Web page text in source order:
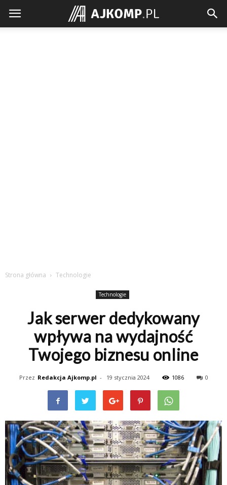
Ajkomp.pl
Strona główna Technologie
Technologie
Jak serwer dedykowany
wpływa na wydajność
Twojego biznesu online
Przez Redakcja Ajkomp.pl - 19 stycznia 2024 1086 0